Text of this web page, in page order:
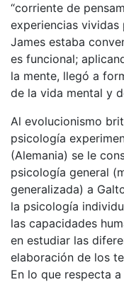
“corriente de
experiencias vividas
James estaba
es funcional;
la mente, llegó a
de la vida mental y
Al evolucionismo
psicología
(Alemania) se le
psicología general
generalizada) a
la psicología
las capacidades
en estudiar las
elaboración de los
En lo que respecta